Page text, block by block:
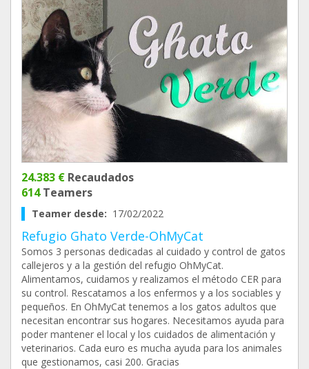
24.383 € Recaudados
614Teamers
Teamer desde: 17/02/2022
Refugio Ghato Verde-OhMyCat
Somos 3 personas dedicadas al cuidado y control de gatos
callejeros y a la gestión del refugio OhMyCat.
Alimentamos, cuidamos y realizamos el método CER para
su control. Rescatamos a los enfermos y a los sociables y
pequeños. En OhMyCat tenemos a los gatos adultos que
necesitan encontrar sus hogares. Necesitamos ayuda para
poder mantener el local y los cuidados de alimentación y
veterinarios. Cada euro es mucha ayuda para los animales
que gestionamos, casi 200. Gracias